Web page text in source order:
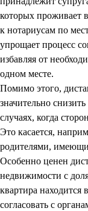
которых проживает
к нотариусам по
упрощает процесс
избавляя от
одном месте.
Помимо этого,
значительно
случаях, когда
Это касается,
родителями,
Особенно ценен
недвижимости с
квартира находится
согласовать с